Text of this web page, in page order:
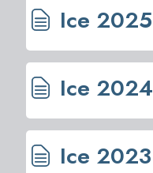
1
2
>
Ice 2025
Ice 2024
Ice 2023